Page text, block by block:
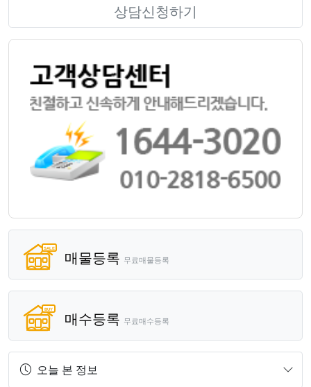
상담신청하기
매물등록 무료매물등록
매수등록 무료매수등록
오늘 본 정보